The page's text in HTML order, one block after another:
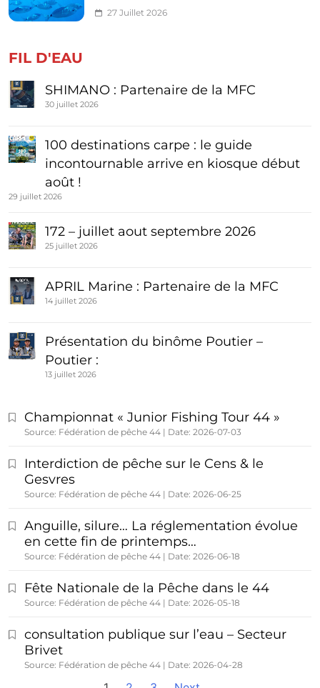
27 Juillet 2026
FIL D'EAU
SHIMANO : Partenaire de la MFC
30 juillet 2026
100 destinations carpe : le guide
incontournable arrive en kiosque début
août !
29 juillet 2026
172 – juillet aout septembre 2026
25 juillet 2026
APRIL Marine : Partenaire de la MFC
14 juillet 2026
Présentation du binôme Poutier –
Poutier :
13 juillet 2026
Championnat « Junior Fishing Tour 44 »
Source: Fédération de pêche 44 Date: 2026-07-03
Interdiction de pêche sur le Cens & le
Gesvres
Source: Fédération de pêche 44 Date: 2026-06-25
Anguille, silure… La réglementation évolue
en cette fin de printemps…
Source: Fédération de pêche 44 Date: 2026-06-18
Fête Nationale de la Pêche dans le 44
Source: Fédération de pêche 44 Date: 2026-05-18
consultation publique sur l’eau – Secteur
Brivet
Source: Fédération de pêche 44 Date: 2026-04-28